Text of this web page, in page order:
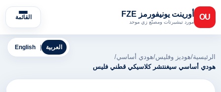
OU أورينت يونيفورمز FZE
مورد تيشيرتات ومصنّع زي موحد
القائمة
English العربية
الرئيسية/هوديز وفليس/هودي أساسي/
هودي أساسي سيغنتشر كلاسيكي قطني فليس